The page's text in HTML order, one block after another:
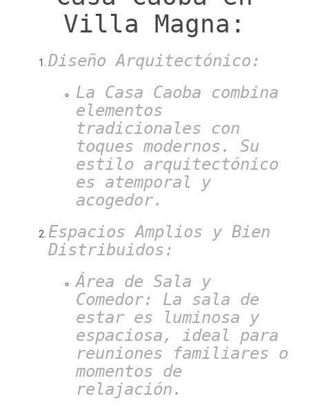
Villa Magna:
Diseño Arquitectónico:
La Casa Caoba combina
elementos
tradicionales con
toques modernos. Su
estilo arquitectónico
es atemporal y
acogedor.
Espacios Amplios y Bien
Distribuidos:
Área de Sala y
Comedor: La sala de
estar es luminosa y
espaciosa, ideal para
reuniones familiares o
momentos de
relajación.